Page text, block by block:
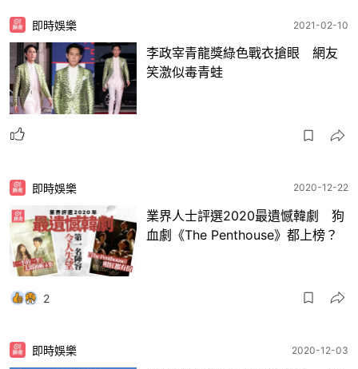
即時娛樂 2021-02-10
李政宰青龍獎綠色戰衣搶眼 網友
笑激似毒青蛙
即時娛樂 2020-12-22
業界人士評選2020最遺憾韓劇 狗
血劇《The Penthouse》都上榜？
2
即時娛樂 2020-12-03